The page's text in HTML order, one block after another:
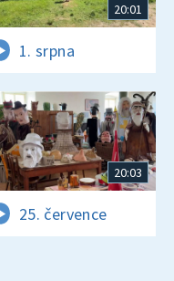
20:01
1. srpna
20:03
25. července